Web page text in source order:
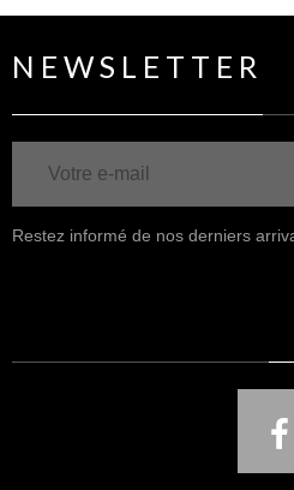
NEWSLETTER
Restez informé de nos derniers